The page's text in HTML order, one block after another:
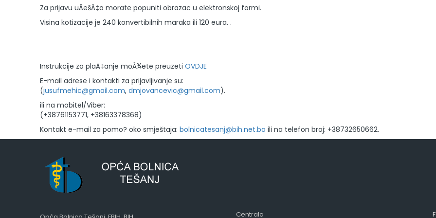
Za prijavu uÄešÄ‡a morate popuniti obrazac u elektronskoj formi.
Visina kotizacije je 240 konvertibilnih maraka ili 120 eura. .
Instrukcije za plaÄ‡anje moÅ¾ete preuzeti OVDJE
E-mail adrese i kontakti za prijavljivanje su:
(jusufmehic@gmail.com, dmjovancevic@gmail.com).
ili na mobitel/Viber:
(+38761153771, +38163378368)
Kontakt e-mail za pomo? oko smještaja: bolnicatesanj@bih.net.ba ili na telefon broj: +38732650662.
Centrala